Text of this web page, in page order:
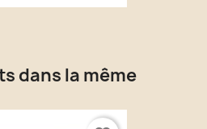
dans la même